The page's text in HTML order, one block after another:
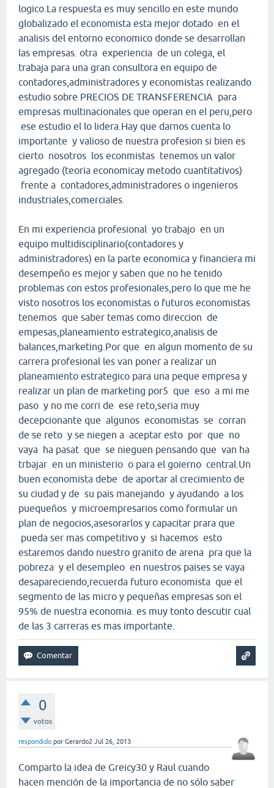
logico.La respuesta es muy sencillo en este mundo
globalizado el economista esta mejor dotado en el
analisis del entorno economico donde se desarrollan
las empresas. otra experiencia de un colega, el
trabaja para una gran consultora en equipo de
contadores,administradores y economistas realizando
estudio sobre PRECIOS DE TRANSFERENCIA para
empresas multinacionales que operan en el peru,pero
ese estudio el lo lidera.Hay que darnos cuenta lo
importante y valioso de nuestra profesion si bien es
cierto nosotros los econmistas tenemos un valor
agregado (teoria economicay metodo cuantitativos)
frente a contadores,administradores o ingenieros
industriales,comerciales.
En mi experiencia profesional yo trabajo en un
equipo multidisciplinario(contadores y
administradores) en la parte economica y financiera mi
desempeño es mejor y saben que no he tenido
problemas con estos profesionales,pero lo que me he
visto nosotros los economistas o futuros economistas
tenemos que saber temas como direccion de
empesas,planeamiento estrategico,analisis de
balances,marketing.Por que en algun momento de su
carrera profesional les van poner a realizar un
planeamiento estrategico para una peque empresa y
realizar un plan de marketing por5 que eso a mi me
paso y no me corri de ese reto,seria muy
decepcionante que algunos economistas se corran
de se reto y se niegen a aceptar esto por que no
vaya ha pasat que se nieguen pensando que van ha
trbajar en un ministerio o para el goierno central.Un
buen economista debe de aportar al crecimiento de
su ciudad y de su pais manejando y ayudando a los
puequeños y microempresarios como formular un
plan de negocios,asesorarlos y capacitar prara que
pueda ser mas competitivo y si hacemos esto
estaremos dando nuestro granito de arena pra que la
pobreza y el desempleo en nuestros paises se vaya
desapareciendo,recuerda futuro economista que el
segmento de las micro y pequeñas empresas son el
95% de nuestra economia. es muy tonto descutir cual
de las 3 carreras es mas importante.
0
votos
respondido por Gerardo2 Jul 26, 2013
Comparto la idea de Greicy30 y Raul cuando
hacen mención de la importancia de no sólo saber